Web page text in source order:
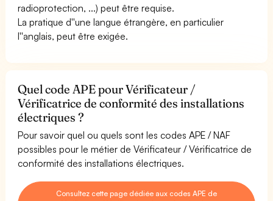
radioprotection, ...) peut être requise.
La pratique d''une langue étrangère, en particulier
l''anglais, peut être exigée.
Quel code APE pour Vérificateur /
Vérificatrice de conformité des installations
électriques ?
Pour savoir quel ou quels sont les codes APE / NAF
possibles pour le métier de Vérificateur / Vérificatrice de
conformité des installations électriques.
Consultez cette page dédiée aux codes APE de